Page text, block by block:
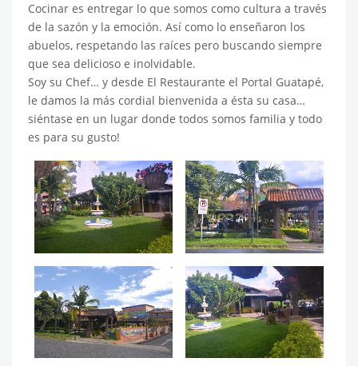
Cocinar es entregar lo que somos como cultura a través
de la sazón y la emoción. Así como lo enseñaron los
abuelos, respetando las raíces pero buscando siempre
que sea delicioso e inolvidable.
Soy su Chef… y desde El Restaurante el Portal Guatapé,
le damos la más cordial bienvenida a ésta su casa…
siéntase en un lugar donde todos somos familia y todo
es para su gusto!